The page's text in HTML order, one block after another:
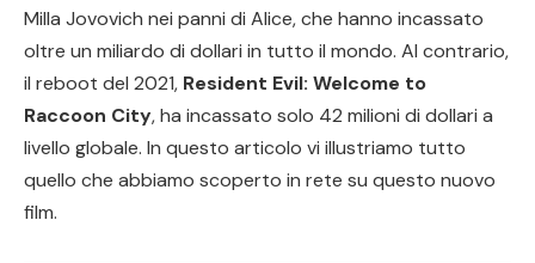
Milla Jovovich nei panni di Alice, che hanno incassato
oltre un miliardo di dollari in tutto il mondo. Al contrario,
il reboot del 2021, Resident Evil: Welcome to
Raccoon City, ha incassato solo 42 milioni di dollari a
livello globale. In questo articolo vi illustriamo tutto
quello che abbiamo scoperto in rete su questo nuovo
film.